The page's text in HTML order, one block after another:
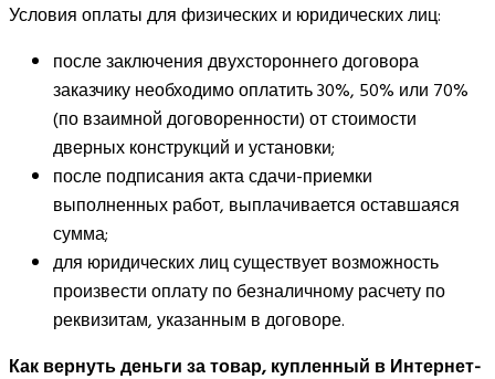
Условия оплаты для физических и юридических лиц:
после заключения двухстороннего договора
заказчику необходимо оплатить 30%, 50% или 70%
(по взаимной договоренности) от стоимости
дверных конструкций и установки;
после подписания акта сдачи-приемки
выполненных работ, выплачивается оставшаяся
сумма;
для юридических лиц существует возможность
произвести оплату по безналичному расчету по
реквизитам, указанным в договоре.
Как вернуть деньги за товар, купленный в Интернет-